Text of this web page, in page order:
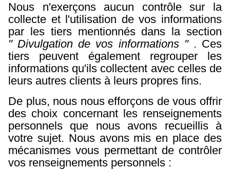
Nous n'exerçons aucun contrôle sur la
collecte et l'utilisation de vos informations
par les tiers mentionnés dans la section
" Divulgation de vos informations " . Ces
tiers peuvent également regrouper les
informations qu'ils collectent avec celles de
leurs autres clients à leurs propres fins.
De plus, nous nous efforçons de vous offrir
des choix concernant les renseignements
personnels que nous avons recueillis à
votre sujet. Nous avons mis en place des
mécanismes vous permettant de contrôler
vos renseignements personnels :